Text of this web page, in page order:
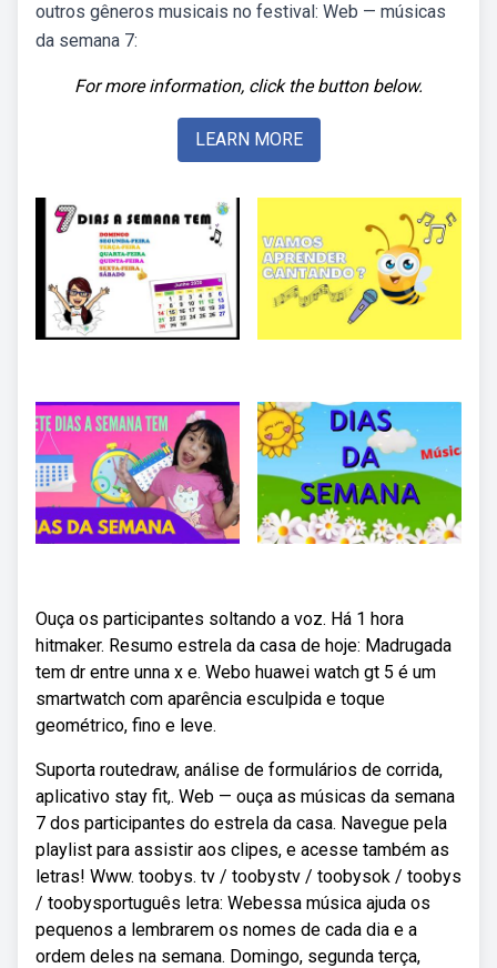
outros gêneros musicais no festival: Web — músicas
da semana 7:
For more information, click the button below.
LEARN MORE
Ouça os participantes soltando a voz. Há 1 hora
hitmaker. Resumo estrela da casa de hoje: Madrugada
tem dr entre unna x e. Webo huawei watch gt 5 é um
smartwatch com aparência esculpida e toque
geométrico, fino e leve.
Suporta routedraw, análise de formulários de corrida,
aplicativo stay fit,. Web — ouça as músicas da semana
7 dos participantes do estrela da casa. Navegue pela
playlist para assistir aos clipes, e acesse também as
letras! Www. toobys. tv / toobystv / toobysok / toobys
/ toobysportuguês letra: Webessa música ajuda os
pequenos a lembrarem os nomes de cada dia e a
ordem deles na semana. Domingo, segunda terça,